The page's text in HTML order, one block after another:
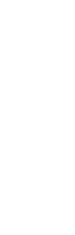
性
三
设
功
售
安
售